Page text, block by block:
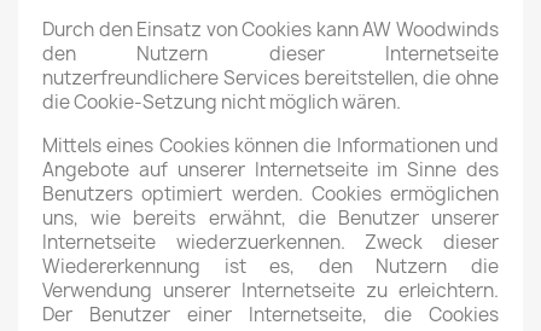
Durch den Einsatz von Cookies kann AW Woodwinds
den Nutzern dieser Internetseite
nutzerfreundlichere Services bereitstellen, die ohne
die Cookie-Setzung nicht möglich wären.
Mittels eines Cookies können die Informationen und
Angebote auf unserer Internetseite im Sinne des
Benutzers optimiert werden. Cookies ermöglichen
uns, wie bereits erwähnt, die Benutzer unserer
Internetseite wiederzuerkennen. Zweck dieser
Wiedererkennung ist es, den Nutzern die
Verwendung unserer Internetseite zu erleichtern.
Der Benutzer einer Internetseite, die Cookies